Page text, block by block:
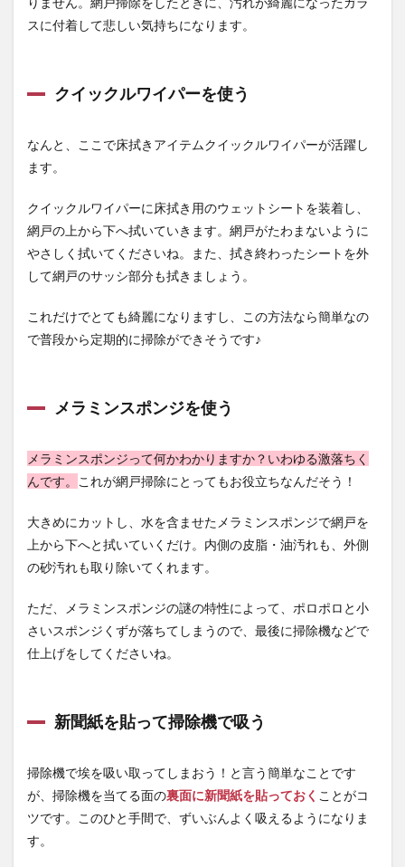
スに付着して悲しい気持ちになります。
クイックルワイパーを使う
なんと、ここで床拭きアイテムクイックルワイパーが活躍し
ます。
クイックルワイパーに床拭き用のウェットシートを装着し、
網戸の上から下へ拭いていきます。網戸がたわまないように
やさしく拭いてくださいね。また、拭き終わったシートを外
して網戸のサッシ部分も拭きましょう。
これだけでとても綺麗になりますし、この方法なら簡単なの
で普段から定期的に掃除ができそうです♪
メラミンスポンジを使う
メラミンスポンジって何かわかりますか？いわゆる激落ちく
んです。
これが網戸掃除にとってもお役立ちなんだそう！
大きめにカットし、水を含ませたメラミンスポンジで網戸を
上から下へと拭いていくだけ。内側の皮脂・油汚れも、外側
の砂汚れも取り除いてくれます。
ただ、メラミンスポンジの謎の特性によって、ポロポロと小
さいスポンジくずが落ちてしまうので、最後に掃除機などで
仕上げをしてくださいね。
新聞紙を貼って掃除機で吸う
掃除機で埃を吸い取ってしまおう！と言う簡単なことです
が、掃除機を当てる面の裏面に新聞紙を貼っておく ことがコ
ツです。このひと手間で、ずいぶんよく吸えるようになりま
す。